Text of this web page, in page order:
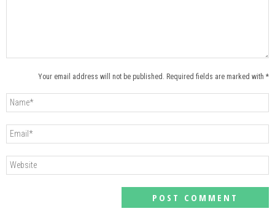
Your email address will not be published. Required fields are marked with *